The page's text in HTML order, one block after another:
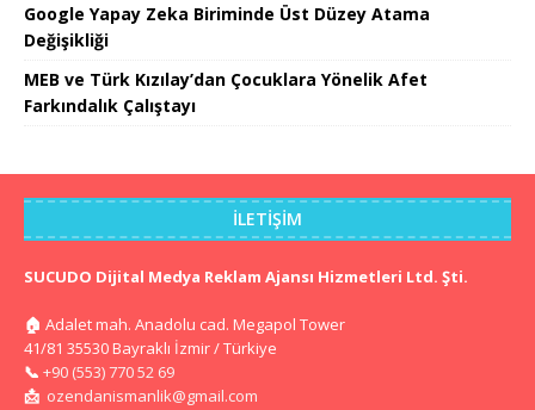
Google Yapay Zeka Biriminde Üst Düzey Atama
Değişikliği
MEB ve Türk Kızılay’dan Çocuklara Yönelik Afet
Farkındalık Çalıştayı
İLETIŞIM
SUCUDO Dijital Medya Reklam Ajansı Hizmetleri Ltd. Şti.
🏠 Adalet mah. Anadolu cad. Megapol Tower
41/81 35530 Bayraklı İzmir / Türkiye
📞 +90 (553) 770 52 69
📩 ozendanismanlik@gmail.com